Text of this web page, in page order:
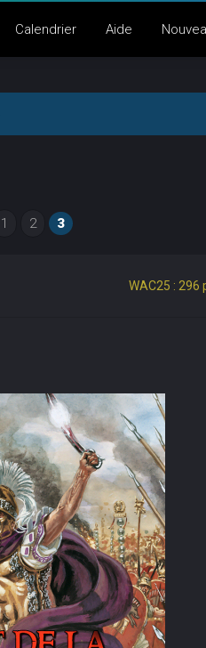
Calendrier Aide
1 2 3
WAC25 : 296